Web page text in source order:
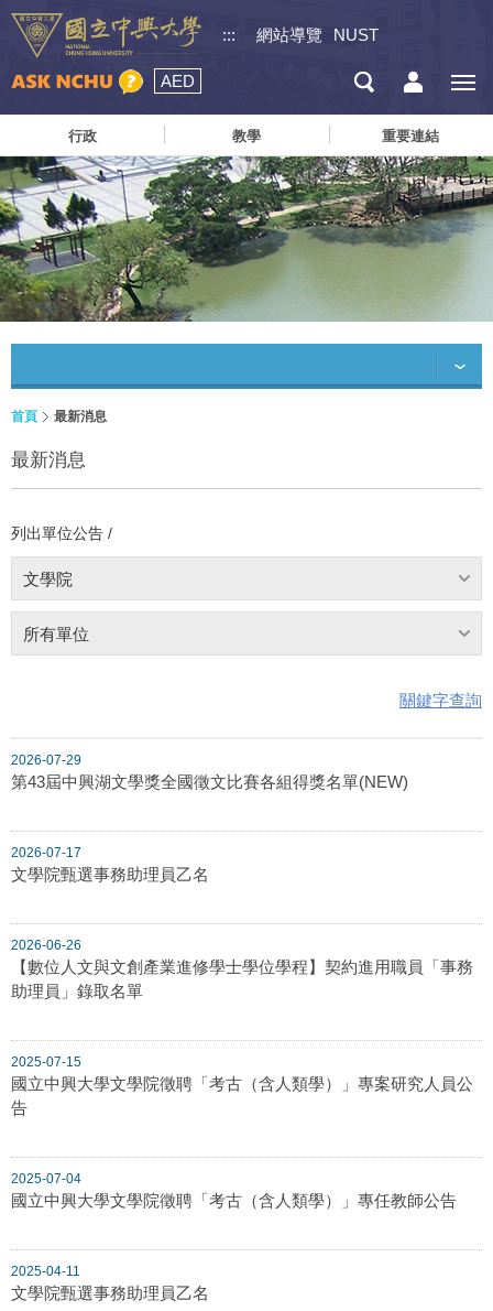
::: 網站導覽 NUST
AED
行政 教學 重要連結
首頁 最新消息
最新消息
列出單位公告 /
文學院
所有單位
關鍵字查詢
2026-07-29
第43屆中興湖文學獎全國徵文比賽各組得獎名單(NEW)
2026-07-17
文學院甄選事務助理員乙名
2026-06-26
【數位人文與文創產業進修學士學位學程】契約進用職員「事務
助理員」錄取名單
2025-07-15
國立中興大學文學院徵聘「考古（含人類學）」專案研究人員公
告
2025-07-04
國立中興大學文學院徵聘「考古（含人類學）」專任教師公告
2025-04-11
文學院甄選事務助理員乙名